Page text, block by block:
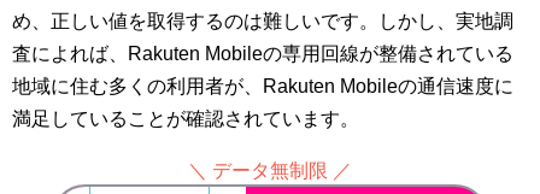
め、正しい値を取得するのは難しいです。しかし、実地調
査によれば、Rakuten Mobileの専用回線が整備されている
地域に住む多くの利用者が、Rakuten Mobileの通信速度に
満足していることが確認されています。
＼ データ無制限 ／